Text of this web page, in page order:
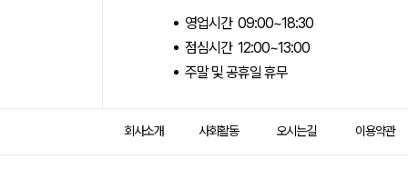
영업시간 09:00~18:30
점심시간 12:00~13:00
주말 및 공휴일 휴무
회사소개 사회활동 오시는길 이용약관